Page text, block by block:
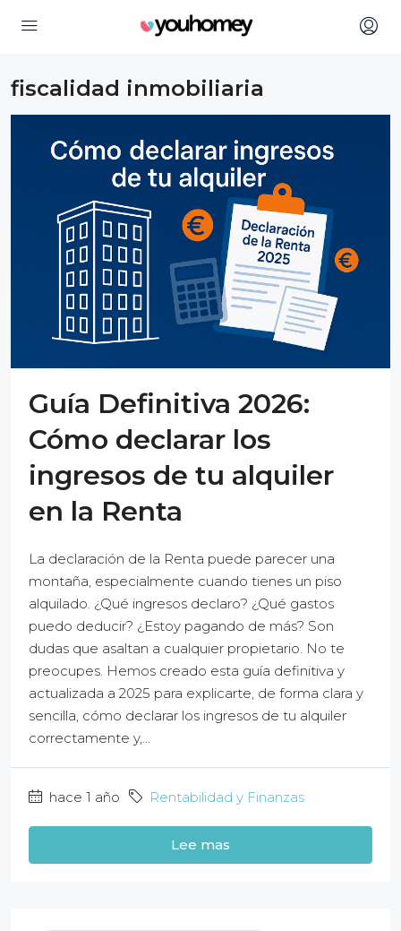
fiscalidad inmobiliaria
Guía Definitiva 2026:
Cómo declarar los
ingresos de tu alquiler
en la Renta
La declaración de la Renta puede parecer una
montaña, especialmente cuando tienes un piso
alquilado. ¿Qué ingresos declaro? ¿Qué gastos
puedo deducir? ¿Estoy pagando de más? Son
dudas que asaltan a cualquier propietario. No te
preocupes. Hemos creado esta guía definitiva y
actualizada a 2025 para explicarte, de forma clara y
sencilla, cómo declarar los ingresos de tu alquiler
correctamente y,...
hace 1 año Rentabilidad y Finanzas
Lee mas